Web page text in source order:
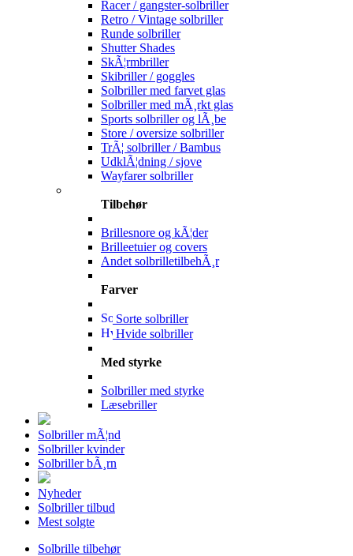
Racer / gangster-solbriller
Retro / Vintage solbriller
Runde solbriller
Shutter Shades
SkÃ¦rmbriller
Skibriller / goggles
Solbriller med farvet glas
Solbriller med mÃ¸rkt glas
Sports solbriller og lÃ¸be
Store / oversize solbriller
TrÃ¦ solbriller / Bambus
UdklÃ¦dning / sjove
Wayfarer solbriller
Tilbehør
Brillesnore og kÃ¦der
Brilleetuier og covers
Andet solbrilletilbehÃ¸r
Farver
Sorte solbriller
Hvide solbriller
Med styrke
Solbriller med styrke
Læsebriller
Solbriller mÃ¦nd
Solbriller kvinder
Solbriller bÃ¸rn
Nyheder
Solbriller tilbud
Mest solgte
Solbrille tilbehør